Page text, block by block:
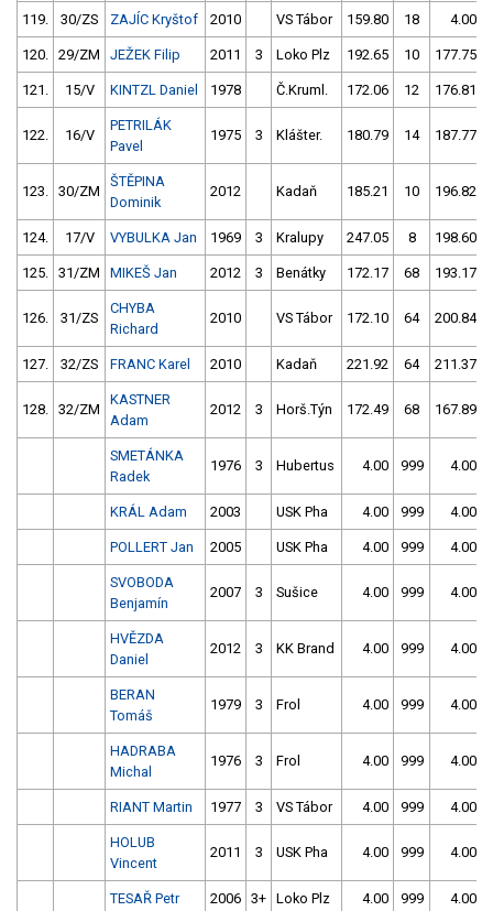
119. 30/ZS ZAJÍC Kryštof 2010 VS Tábor 159.80 18 4.00
120. 29/ZM JEŽEK Filip 2011 3 Loko Plz 192.65 10 177.75
121. 15/V KINTZL Daniel 1978 Č.Kruml. 172.06 12 176.81
122. 16/V
PETRILÁK
Pavel
1975 3 Klášter. 180.79 14 187.77
123. 30/ZM
ŠTĚPINA
Dominik
2012 Kadaň 185.21 10 196.82
124. 17/V VYBULKA Jan 1969 3 Kralupy 247.05 8 198.60
125. 31/ZM MIKEŠ Jan 2012 3 Benátky 172.17 68 193.17
126. 31/ZS
CHYBA
Richard
2010 VS Tábor 172.10 64 200.84
127. 32/ZS FRANC Karel 2010 Kadaň 221.92 64 211.37
128. 32/ZM
KASTNER
Adam
2012 3 Horš.Týn 172.49 68 167.89
SMETÁNKA
Radek
1976 3 Hubertus 4.00 999 4.00
KRÁL Adam 2003 USK Pha 4.00 999 4.00
POLLERT Jan 2005 USK Pha 4.00 999 4.00
SVOBODA
Benjamín
2007 3 Sušice 4.00 999 4.00
HVĚZDA
Daniel
2012 3 KK Brand 4.00 999 4.00
BERAN
Tomáš
1979 3 Frol 4.00 999 4.00
HADRABA
Michal
1976 3 Frol 4.00 999 4.00
RIANT Martin 1977 3 VS Tábor 4.00 999 4.00
HOLUB
Vincent
2011 3 USK Pha 4.00 999 4.00
TESAŘ Petr 2006 3+ Loko Plz 4.00 999 4.00